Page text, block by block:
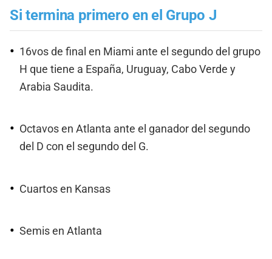
Si termina primero en el Grupo J
16vos de final en Miami ante el segundo del grupo
H que tiene a España, Uruguay, Cabo Verde y
Arabia Saudita.
Octavos en Atlanta ante el ganador del segundo
del D con el segundo del G.
Cuartos en Kansas
Semis en Atlanta